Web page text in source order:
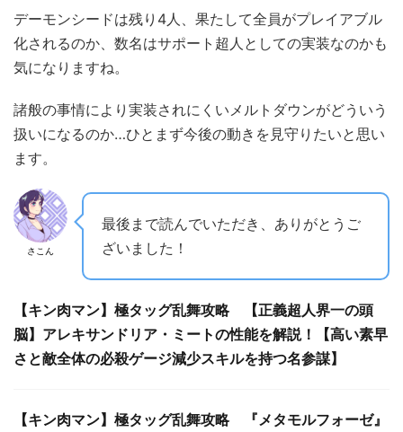
デーモンシードは残り4人、果たして全員がプレイアブル
化されるのか、数名はサポート超人としての実装なのかも
気になりますね。
諸般の事情により実装されにくいメルトダウンがどういう
扱いになるのか…ひとまず今後の動きを見守りたいと思い
ます。
さこん
最後まで読んでいただき、ありがとうご
ざいました！
【キン肉マン】極タッグ乱舞攻略 【正義超人界一の頭
脳】アレキサンドリア・ミートの性能を解説！【高い素早
さと敵全体の必殺ゲージ減少スキルを持つ名参謀】
【キン肉マン】極タッグ乱舞攻略 『メタモルフォーゼ』